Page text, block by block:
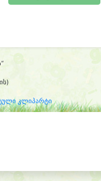
კლიპარტი